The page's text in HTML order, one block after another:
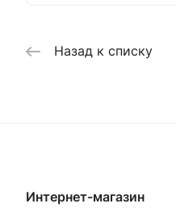
Назад к списку
Интернет-магазин